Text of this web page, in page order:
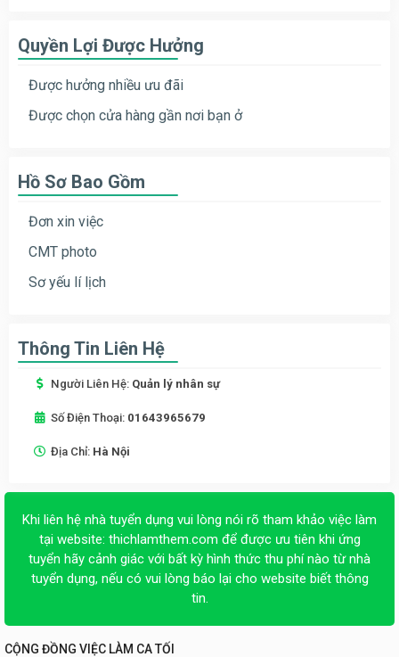
Quyền Lợi Được Hưởng
Được hưởng nhiều ưu đãi
Được chọn cửa hàng gần nơi bạn ở
Hồ Sơ Bao Gồm
Đơn xin việc
CMT photo
Sơ yếu lí lịch
Thông Tin Liên Hệ
Người Liên Hệ: Quản lý nhân sự
Số Điện Thoại: 01643965679
Địa Chỉ: Hà Nội
Khi liên hệ nhà tuyển dụng vui lòng nói rõ tham khảo việc làm
tại website: thichlamthem.com để được ưu tiên khi ứng
tuyển hãy cảnh giác với bất kỳ hình thức thu phí nào từ nhà
tuyển dụng, nếu có vui lòng báo lại cho website biết thông
tin.
CỘNG ĐỒNG VIỆC LÀM CA TỐI